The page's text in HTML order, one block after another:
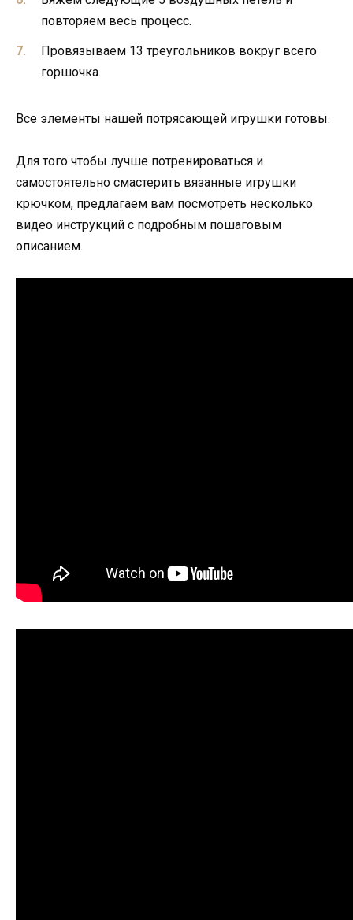
повторяем весь процесс.
Провязываем 13 треугольников вокруг всего
горшочка.
Все элементы нашей потрясающей игрушки готовы.
Для того чтобы лучше потренироваться и
самостоятельно смастерить вязанные игрушки
крючком, предлагаем вам посмотреть несколько
видео инструкций с подробным пошаговым
описанием.